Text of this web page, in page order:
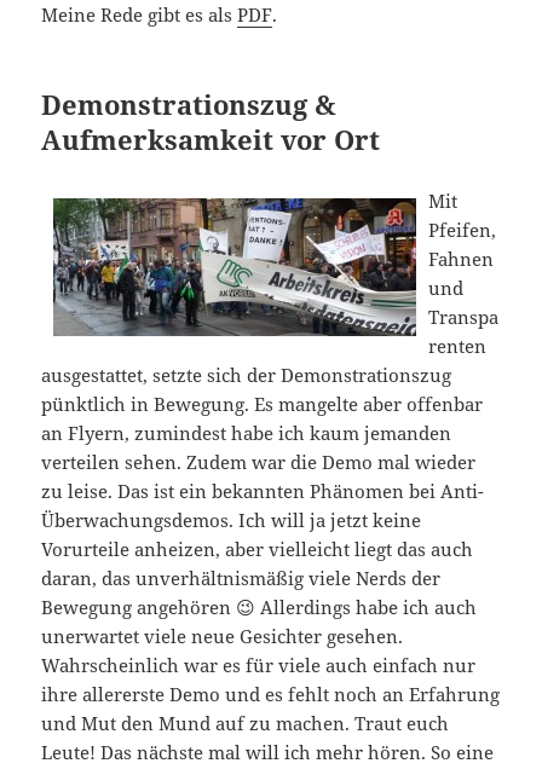
Meine Rede gibt es alsPDF.
Demonstrationszug &
Aufmerksamkeit vor Ort
Mit
Pfeifen,
Fahnen
und
Transpa
renten
ausgestattet, setzte sich der Demonstrationszug
pünktlich in Bewegung. Es mangelte aber offenbar
an Flyern, zumindest habe ich kaum jemanden
verteilen sehen. Zudem war die Demo mal wieder
zu leise. Das ist ein bekannten Phänomen bei Anti-
Überwachungsdemos. Ich will ja jetzt keine
Vorurteile anheizen, aber vielleicht liegt das auch
daran, das unverhältnismäßig viele Nerds der
Bewegung angehören 😉 Allerdings habe ich auch
unerwartet viele neue Gesichter gesehen.
Wahrscheinlich war es für viele auch einfach nur
ihre allererste Demo und es fehlt noch an Erfahrung
und Mut den Mund auf zu machen. Traut euch
Leute! Das nächste mal will ich mehr hören. So eine